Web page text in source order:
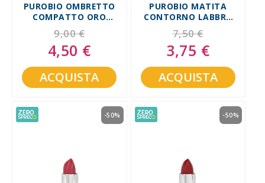
PUROBIO OMBRETTO
COMPATTO ORO
SHIMMER PACK 24
9,00 €
Special
Price
4,50 €
ACQUISTA
PUROBIO MATITA
CONTORNO LABBRA
ROSSO 47
7,50 €
Special
Price
3,75 €
ACQUISTA
-50% -50%